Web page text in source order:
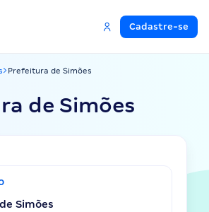
Cadastre-se
Prefeitura de Simões
de Simões
Simões